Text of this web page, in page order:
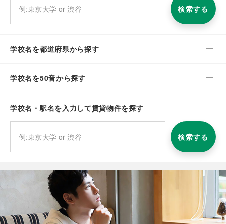
検索する
学校名を都道府県から探す
学校名を50音から探す
学校名・駅名を入力して賃貸物件を探す
検索する